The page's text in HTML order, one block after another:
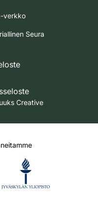
verkko
Seura
Creative